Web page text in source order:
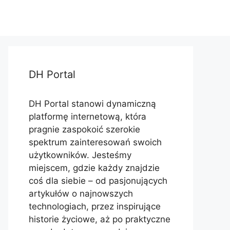
DH Portal
DH Portal stanowi dynamiczną
platformę internetową, która
pragnie zaspokoić szerokie
spektrum zainteresowań swoich
użytkowników. Jesteśmy
miejscem, gdzie każdy znajdzie
coś dla siebie – od pasjonujących
artykułów o najnowszych
technologiach, przez inspirujące
historie życiowe, aż po praktyczne